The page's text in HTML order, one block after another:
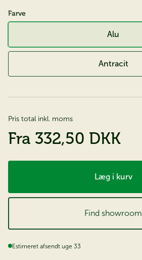
Farve
Alu
Antracit
Pris total inkl. moms
Fra 332,50 DKK
Læg i kurv
Find showroom
Estimeret afsendt uge 33